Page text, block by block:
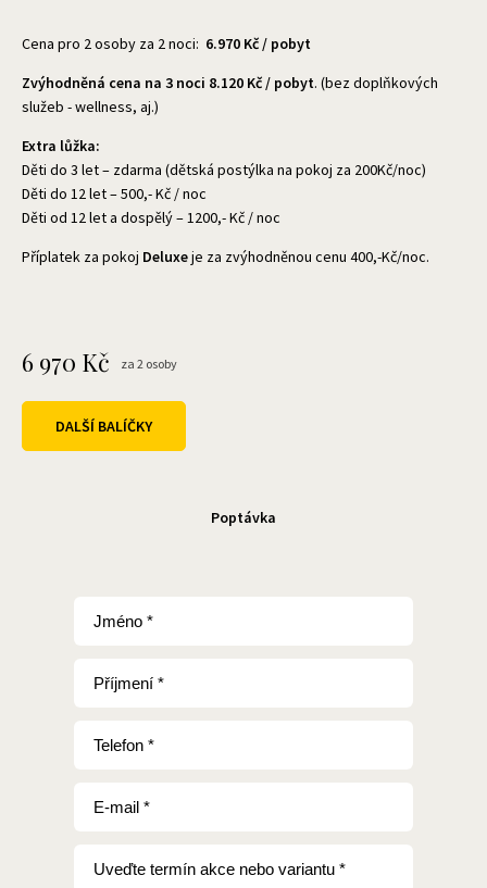
Cena pro 2 osoby za 2 noci: 6.970 Kč / pobyt
Zvýhodněná cena na 3 noci 8.120 Kč / pobyt. (bez doplňkových
služeb - wellness, aj.)
Extra lůžka:
Děti do 3 let – zdarma (dětská postýlka na pokoj za 200Kč/noc)
Děti do 12 let – 500,- Kč / noc
Děti od 12 let a dospělý – 1200,- Kč / noc
Příplatek za pokoj Deluxeje za zvýhodněnou cenu 400,-Kč/noc.
6 970 Kč za 2 osoby
DALŠÍ BALÍČKY
Poptávka